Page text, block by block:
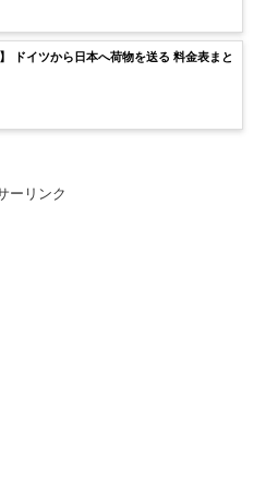
ドイツから日本へ荷物を送る 料金表まと
ーリンク